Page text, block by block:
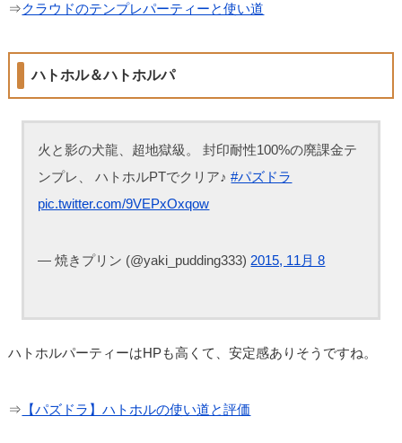
⇒クラウドのテンプレパーティーと使い道
ハトホル＆ハトホルパ
火と影の犬龍、超地獄級。 封印耐性100%の廃課金テ
ンプレ、 ハトホルPTでクリア♪#パズドラ
pic.twitter.com/9VEPxOxqow
— 焼きプリン (@yaki_pudding333) 2015, 11月 8
ハトホルパーティーはHPも高くて、安定感ありそうですね。
⇒ 【パズドラ】ハトホルの使い道と評価